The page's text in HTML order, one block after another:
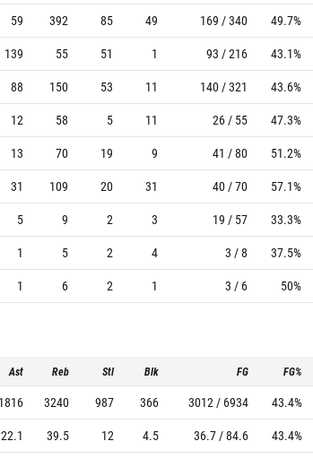
59 392 85 49 169 / 340 49.7%
139 55 51 1 93 / 216 43.1%
88 150 53 11 140 / 321 43.6%
12 58 5 11 26 / 55 47.3%
13 70 19 9 41 / 80 51.2%
31 109 20 31 40 / 70 57.1%
5 9 2 3 19 / 57 33.3%
1 5 2 4 3 / 8 37.5%
1 6 2 1 3 / 6 50%
Ast Reb Stl Blk FG FG%
1816 3240 987 366 3012 / 6934 43.4%
22.1 39.5 12 4.5 36.7 / 84.6 43.4%